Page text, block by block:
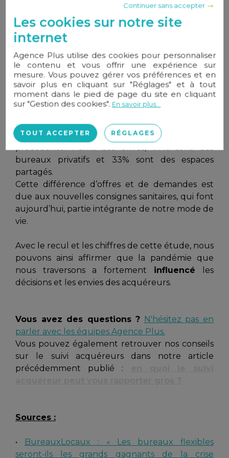
nous montre également que le
confinement a euun impact significatif
l’investissement immobilier et la qualité de vie
achats de biens secondaires suite au premier
confinement.
Au niveau des biens commerciaux, nous avons
observé que fin 2020, plus de 2 000 offres de
bureaux flexibles étaient disponibles sur
BureauxLocaux, soit 80% de plus que l’année
précédente. Parmi ces offres, 77% sont des
bureaux privatifs et 33% sont des espaces
partagés.
Cette différence d’offres et de demandes est
due aux nouvelles consignes sanitaires, qui font
aujourd’hui, partie intégrante de notre mode de
vie.
Avec le recul et les chiffres de cette étude, nous
pouvons ainsi affirmer que la pandémie que
nous traversons a fortement influencé les
décisions et les envies des acquéreurs.
Vous avez des questions ? N'hésitez pas en
parler avec les équipes Agence Plus.
Vous pouvez également retrouver nos conseils
sur le suivi acquéreurs dans notre article
précédemment publié :
Sources :
•
BureauxLocaux : « Les bureaux flexibles
seront-ils les grands gagnants de la crise
Continuer sans accepter
Les cookies sur notre site
internet
Agence Plus utilise des cookies pour personnaliser
le contenu et vous offrir une expérience sur
mesure. Vous pouvez gérer vos préférences et en
savoir plus en cliquant sur "Réglages" et à tout
moment dans le pied de page du site en cliquant
sur "Gestion des cookies". En savoir plus...
TOUT ACCEPTER RÉGLAGES